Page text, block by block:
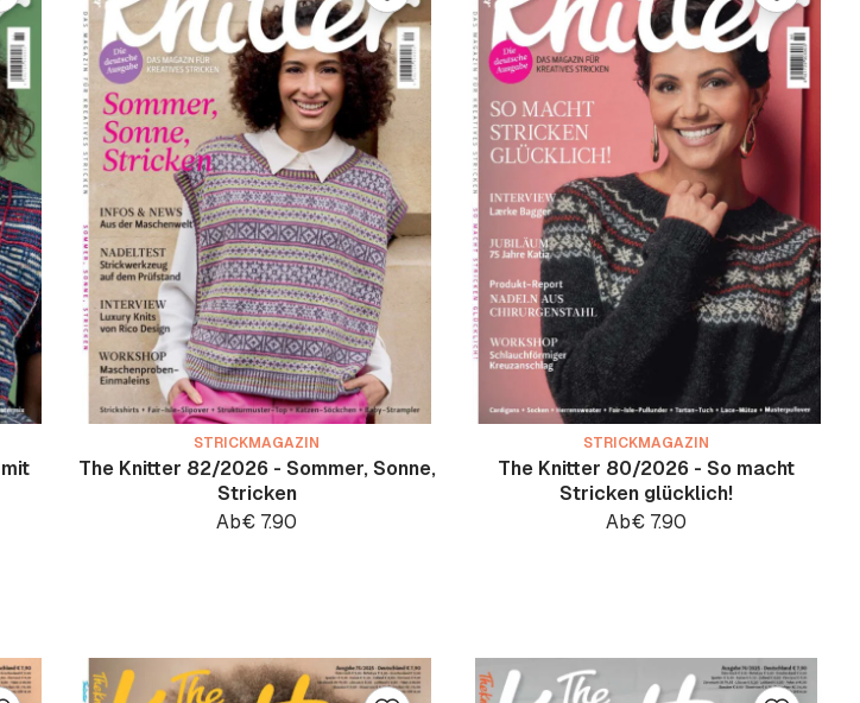
STRICKMAGAZIN
The Knitter 82/2026 - Sommer, Sonne,
Stricken
Ab€ 7.90
STRICKMAGAZIN
The Knitter 80/2026 - So macht
Stricken glücklich!
Ab€ 7.90